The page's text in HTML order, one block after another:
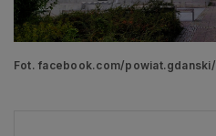
Fot. facebook.com/powiat.gdanski/